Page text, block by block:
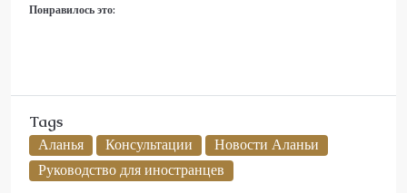
Понравилось это:
Tags
Аланья
Консультации
Новости Аланьи
Руководство для иностранцев